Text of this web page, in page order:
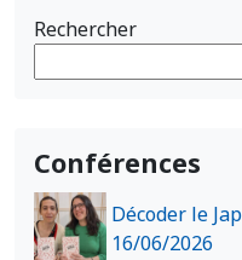
Rechercher
Conférences
Décoder le
16/06/2026